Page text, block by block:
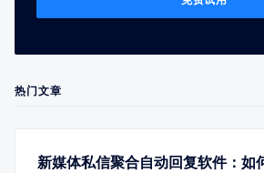
热门文章
新媒体私信聚合自动回复软件：如